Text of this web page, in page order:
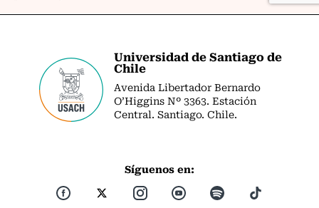
Universidad de Santiago de
Chile
Avenida Libertador Bernardo
O’Higgins Nº 3363. Estación
Central. Santiago. Chile.
Síguenos en: